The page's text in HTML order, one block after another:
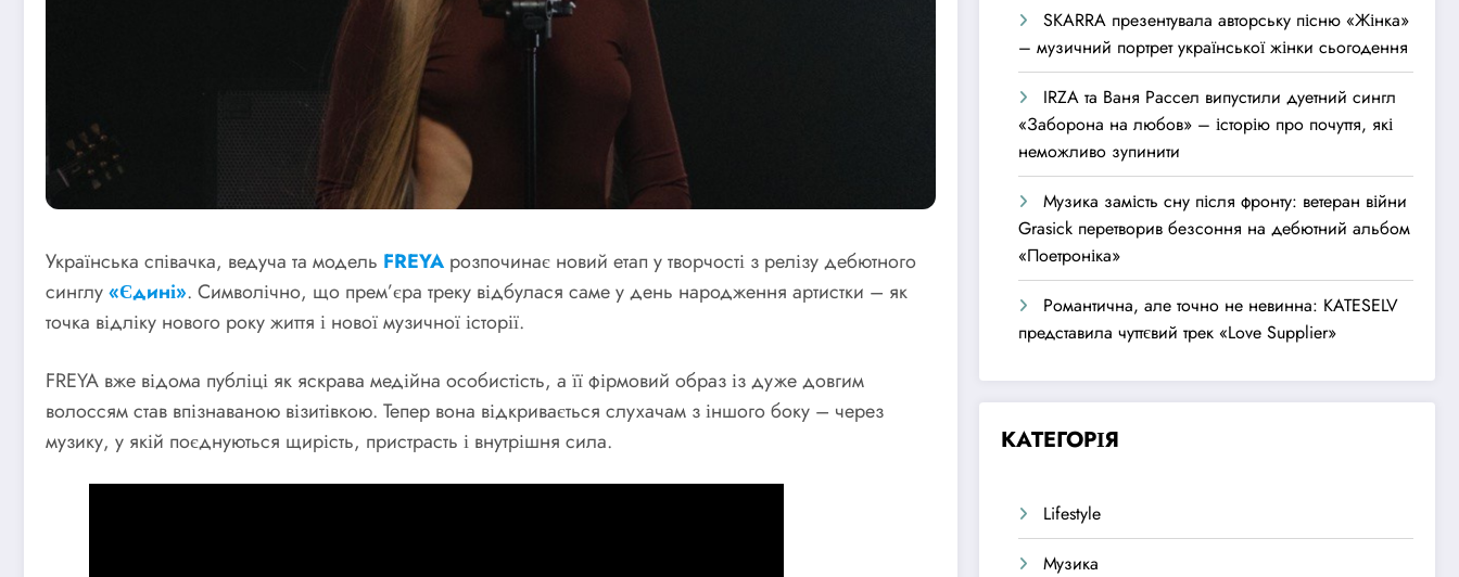
Українська співачка, ведуча та модель FREYA розпочинає новий етап у творчості з релізу дебютного
синглу«Єдині». Символічно, що прем’єра треку відбулася саме у день народження артистки – як
точка відліку нового року життя і нової музичної історії.
FREYA вже відома публіці як яскрава медійна особистість, а її фірмовий образ із дуже довгим
волоссям став впізнаваною візитівкою. Тепер вона відкривається слухачам з іншого боку – через
музику, у якій поєднуються щирість, пристрасть і внутрішня сила.
SKARRA презентувала авторську пісню «Жінка»
– музичний портрет української жінки сьогодення
IRZA та Ваня Рассел випустили дуетний сингл
«Заборона на любов» – історію про почуття, які
неможливо зупинити
Музика замість сну після фронту: ветеран війни
Grasick перетворив безсоння на дебютний альбом
«Поетроніка»
Романтична, але точно не невинна: KATESELV
представила чуттєвий трек «Love Supplier»
КАТЕГОРІЯ
Lifestyle
Музика